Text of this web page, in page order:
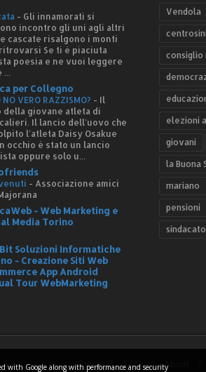
- Gli innamorati si
incontro gli uni agli altri
cascate risalgono i monti
Se ti è piaciuta
poesia e ne vuoi leggere
per Collegno
NO VERO RAZZISMO? - Il
della giovane atleta di
Il lancio dell'uovo che
l'atleta Daisy Osakue
occhio è stato un lancio
oppure solo u...
- Associazione amici
- Web Marketing e
Media Torino
Soluzioni Informatiche
- Creazione Siti Web
App Android
Tour WebMarketing
Vendola
consiglio
elezioni
giovani
la Buona
mariano
pensioni
sindacato
Home FAQ About
with Google along with performance and security